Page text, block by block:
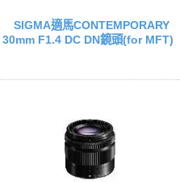
SIGMA適馬CONTEMPORARY
30mm F1.4 DC DN鏡頭(for MFT)